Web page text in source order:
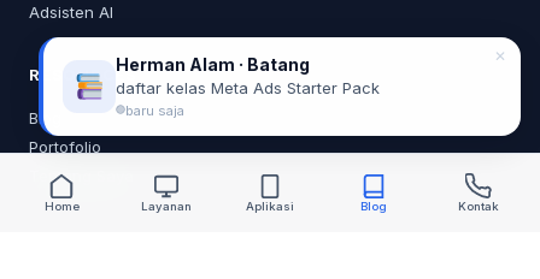
Adsisten AI
RESOURCES
Blog
Portofolio
Tentang Saya
Home Layanan Aplikasi Blog Kontak
Herman Alam · Batang
daftar kelas Meta Ads Starter Pack
baru saja
✕